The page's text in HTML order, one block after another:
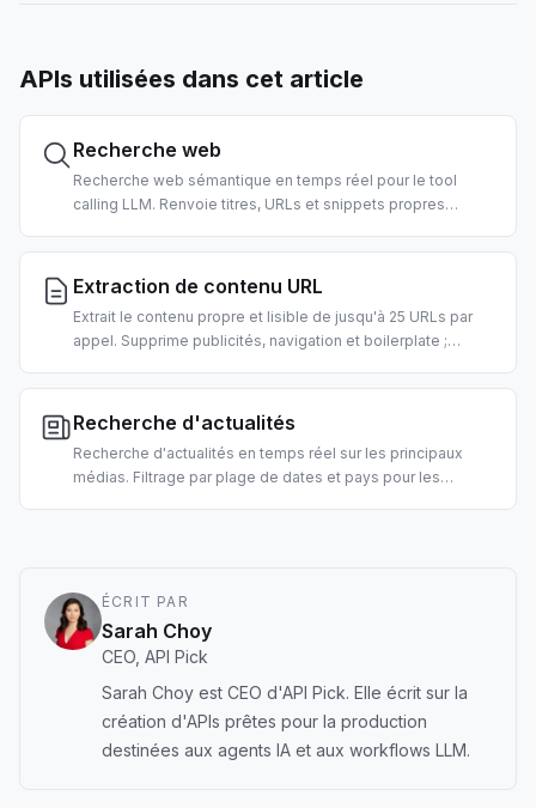
APIs utilisées dans cet article
Recherche web
Recherche web sémantique en temps réel pour le tool
calling LLM. Renvoie titres, URLs et snippets propres
Filtres pays et date pris en charge.
Extraction de contenu URL
Extrait le contenu propre et lisible de jusqu'à 25 URLs par
appel. Supprime publicités, navigation et boilerplate ;
2 crédits par URL.
Recherche d'actualités
Recherche d'actualités en temps réel sur les principaux
médias. Filtrage par plage de dates et pays pour les
ÉCRIT PAR
Sarah Choy
CEO, API Pick
Sarah Choy est CEO d'API Pick. Elle écrit sur la
création d'APIs prêtes pour la production
destinées aux agents IA et aux workflows LLM.